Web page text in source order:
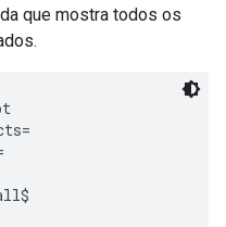
que mostra todos os